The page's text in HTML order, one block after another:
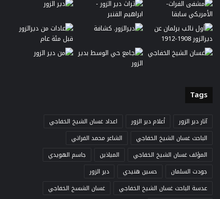
Tags
آثار دير الزور أعلام دير الزور
اعداد غسان الشيخ الخفاجي
الباحث غسان الشيخ الخفاجي
الشاعر محمد الفراتي
المؤلف غسان الشيخ الخفاجي
المياذين
جاسم الهويدي
جودت السلمان
حسين هنيدي
دير الزور
عدسة الباحث غسان الشيخ الخفاجي
غسان الشسخ الخفاجي